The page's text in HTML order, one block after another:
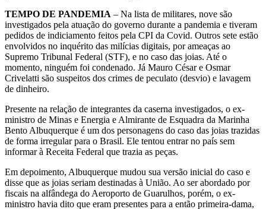
TEMPO DE PANDEMIA – Na lista de militares, nove são
investigados pela atuação do governo durante a pandemia e tiveram
pedidos de indiciamento feitos pela CPI da Covid. Outros sete estão
envolvidos no inquérito das milícias digitais, por ameaças ao
Supremo Tribunal Federal (STF), e no caso das joias. Até o
momento, ninguém foi condenado. Já Mauro César e Osmar
Crivelatti são suspeitos dos crimes de peculato (desvio) e lavagem
de dinheiro.
Presente na relação de integrantes da caserna investigados, o ex-
ministro de Minas e Energia e Almirante de Esquadra da Marinha
Bento Albuquerque é um dos personagens do caso das joias trazidas
de forma irregular para o Brasil. Ele tentou entrar no país sem
informar à Receita Federal que trazia as peças.
Em depoimento, Albuquerque mudou sua versão inicial do caso e
disse que as joias seriam destinadas à União. Ao ser abordado por
fiscais na alfândega do Aeroporto de Guarulhos, porém, o ex-
ministro havia dito que eram presentes para a então primeira-dama,